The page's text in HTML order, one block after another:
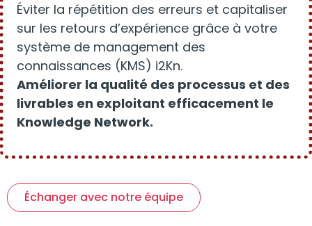
Éviter la répétition des erreurs et capitaliser
sur les retours d’expérience grâce à votre
système de management des
connaissances (KMS) i2Kn.
Améliorer la qualité des processus et des
livrables en exploitant efficacement le
Knowledge Network.
Échanger avec notre équipe